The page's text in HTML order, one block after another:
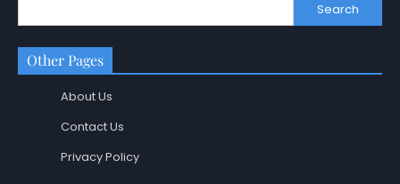
Search
Other Pages
About Us
Contact Us
Privacy Policy